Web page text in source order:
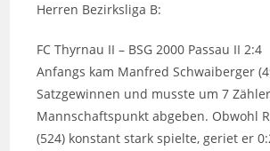
Herren Bezirksliga B:
FC Thyrnau II – BSG 2000 Passau II 2:4
Anfangs kam Manfred Schwaiberger
Satzgewinnen und musste um 7
Mannschaftspunkt abgeben. Obwohl
(524) konstant stark spielte, geriet er